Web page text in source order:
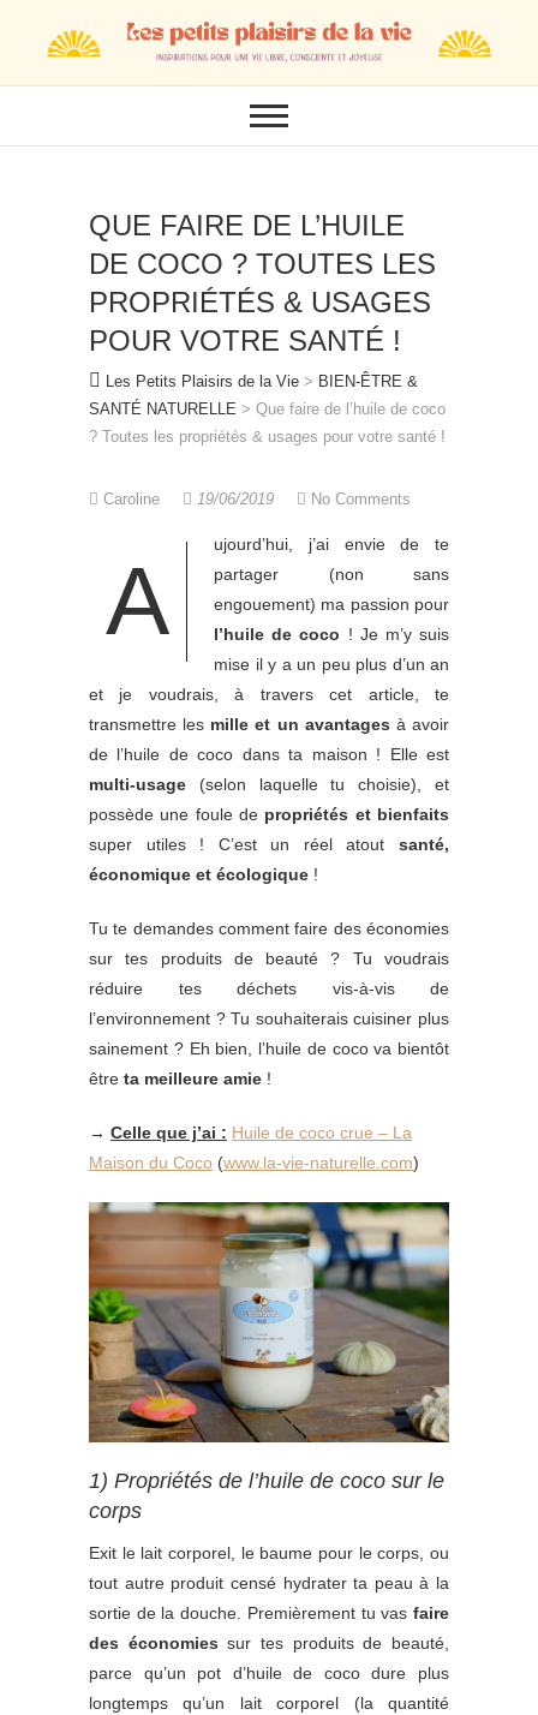
QUE FAIRE DE L’HUILE
DE COCO ? TOUTES LES
PROPRIÉTÉS & USAGES
POUR VOTRE SANTÉ !
Les Petits Plaisirs de la Vie > BIEN-ÊTRE &
SANTÉ NATURELLE > Que faire de l’huile de coco
? Toutes les propriétés & usages pour votre santé !
Caroline 19/06/2019 No Comments
A
ujourd’hui, j’ai envie de te
partager (non sans
engouement) ma passion pour
l’huile de coco ! Je m’y suis
mise il y a un peu plus d’un an
et je voudrais, à travers cet article, te
transmettre les mille et un avantages à avoir
de l’huile de coco dans ta maison ! Elle est
multi-usage (selon laquelle tu choisie), et
possède une foule de propriétés et bienfaits
super utiles ! C’est un réel atout santé,
économique et écologique !
Tu te demandes comment faire des économies
sur tes produits de beauté ? Tu voudrais
réduire tes déchets vis-à-vis de
l’environnement ? Tu souhaiterais cuisiner plus
sainement ? Eh bien, l’huile de coco va bientôt
être ta meilleure amie !
→ Celle que j’ai : Huile de coco crue – La
Maison du Coco (www.la-vie-naturelle.com)
1) Propriétés de l’huile de coco sur le
corps
Exit le lait corporel, le baume pour le corps, ou
tout autre produit censé hydrater ta peau à la
sortie de la douche. Premièrement tu vas faire
des économies sur tes produits de beauté,
parce qu’un pot d’huile de coco dure plus
longtemps qu’un lait corporel (la quantité